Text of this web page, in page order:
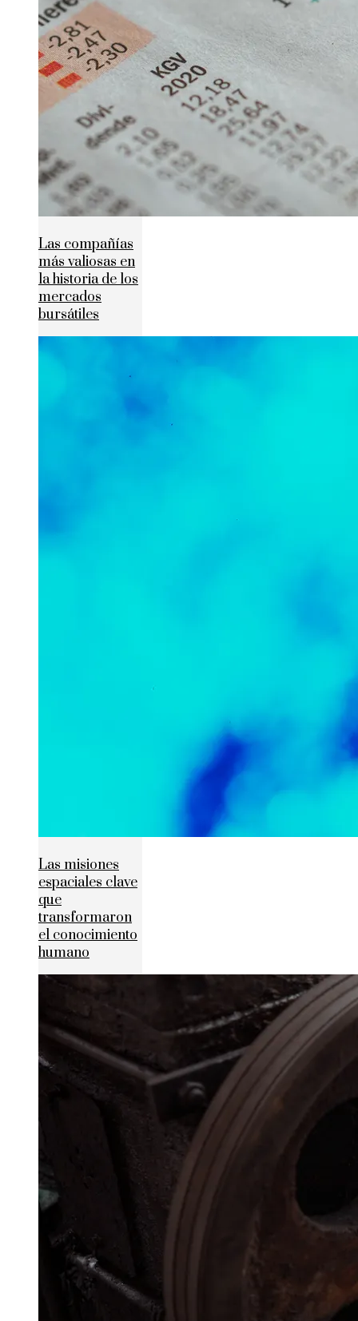
Las compañías
más valiosas en
la historia de los
mercados
bursátiles
Las misiones
espaciales clave
que
transformaron
el conocimiento
humano